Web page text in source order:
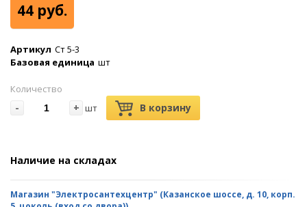
44 руб.
Артикул Ст 5-3
Базовая единица шт
Количество
- + шт В корзину
Наличие на складах
Магазин "Электросантехцентр" (Казанское шоссе, д. 10, корп.